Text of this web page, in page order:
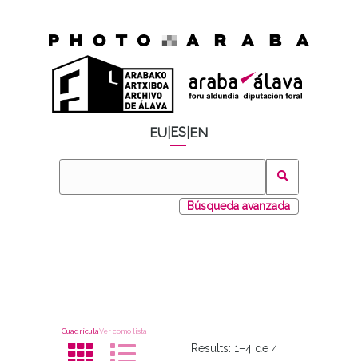
EU ES EN
Búsqueda avanzada
CuadrículaVer como lista
Results:1–4 de 4